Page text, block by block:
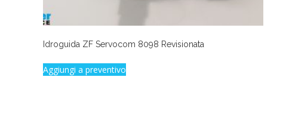
Idroguida ZF Servocom 8098 Revisionata
Aggiungi a preventivo